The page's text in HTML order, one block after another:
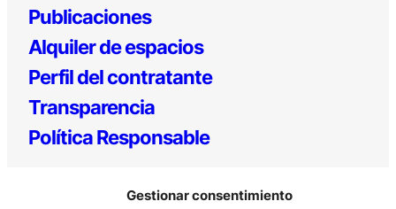
Gestionar consentimiento
Publicaciones
Alquiler de espacios
Perfil del contratante
Transparencia
Política Responsable